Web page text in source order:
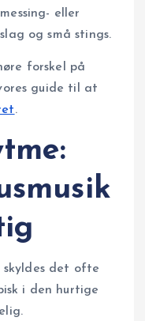
eller
og små stings.
forskel på
guide til at
.
skyldes det ofte
i den hurtige